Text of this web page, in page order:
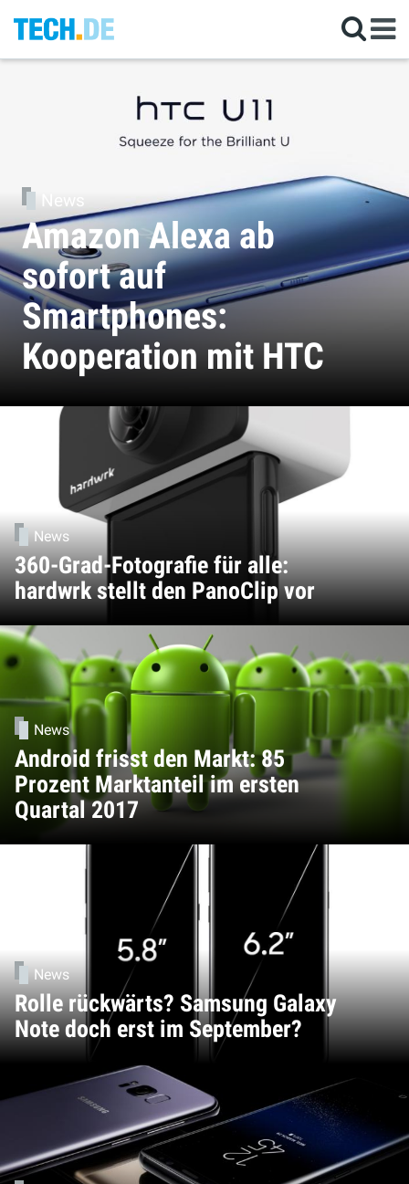
News
360-Grad-Fotografie für alle:
hardwrk stellt den PanoClip vor
News
Android frisst den Markt: 85
Prozent Marktanteil im ersten
Quartal 2017
News
Amazon Alexa ab
sofort auf
Smartphones:
Kooperation mit HTC
News
Rolle rückwärts? Samsung Galaxy
Note doch erst im September?